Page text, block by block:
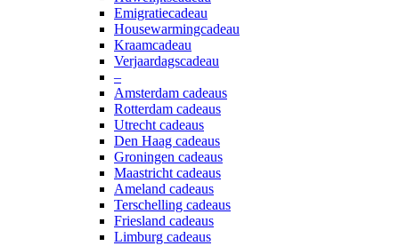
Emigratiecadeau
Housewarmingcadeau
Kraamcadeau
Verjaardagscadeau
–
Amsterdam cadeaus
Rotterdam cadeaus
Utrecht cadeaus
Den Haag cadeaus
Groningen cadeaus
Maastricht cadeaus
Ameland cadeaus
Terschelling cadeaus
Friesland cadeaus
Limburg cadeaus